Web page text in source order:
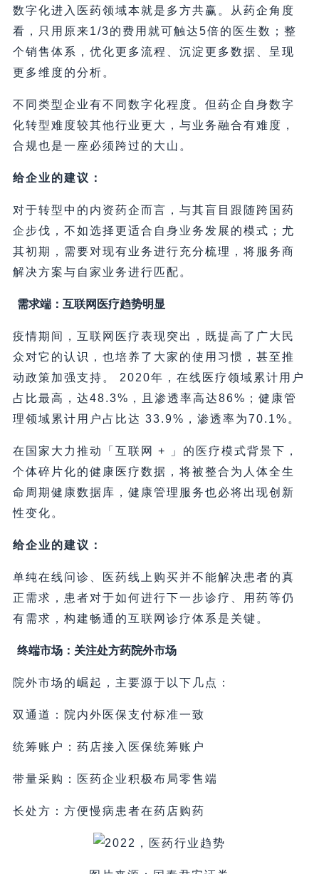
数字化进入医药领域本就是多方共赢。从药企角度
看，只用原来1/3的费用就可触达5倍的医生数；整
个销售体系，优化更多流程、沉淀更多数据、呈现
更多维度的分析。
不同类型企业有不同数字化程度。但药企自身数字
化转型难度较其他行业更大，与业务融合有难度，
合规也是一座必须跨过的大山。
给企业的建议：
对于转型中的内资药企而言，与其盲目跟随跨国药
企步伐，不如选择更适合自身业务发展的模式；尤
其初期，需要对现有业务进行充分梳理，将服务商
解决方案与自家业务进行匹配。
需求端：互联网医疗趋势明显
疫情期间，互联网医疗表现突出，既提高了广大民
众对它的认识，也培养了大家的使用习惯，甚至推
动政策加强支持。 2020年，在线医疗领域累计用户
占比最高，达48.3%，且渗透率高达86%；健康管
理领域累计用户占比达 33.9%，渗透率为70.1%。
在国家大力推动「互联网 + 」的医疗模式背景下，
个体碎片化的健康医疗数据，将被整合为人体全生
命周期健康数据库，健康管理服务也必将出现创新
性变化。
给企业的建议：
单纯在线问诊、医药线上购买并不能解决患者的真
正需求，患者对于如何进行下一步诊疗、用药等仍
有需求，构建畅通的互联网诊疗体系是关键。
终端市场：关注处方药院外市场
院外市场的崛起，主要源于以下几点：
双通道：院内外医保支付标准一致
统筹账户：药店接入医保统筹账户
带量采购：医药企业积极布局零售端
长处方：方便慢病患者在药店购药